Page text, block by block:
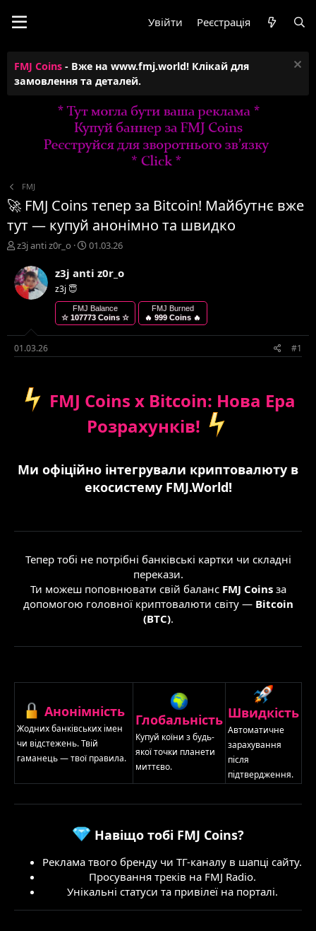
Увійти Реєстрація
FMJ Coins - Вже на www.fmj.world! Клікай для
замовлення та деталей.
FMJ
🚀 FMJ Coins тепер за Bitcoin! Майбутнє вже
тут — купуй анонімно та швидко
А
т
о
р
м
и
z3j anti z0r_o
Д
т
т
в
о
е
я
01.03.26
z3j anti z0r_o
z3j 😇
FMJ Balance
☆ 107773 Coins ☆
FMJ Burned
🔥 999 Coins 🔥
01.03.26 #1
️ FMJ Coins x Bitcoin: Нова Ера
Розрахунків!
Ми офіційно інтегрували криптовалюту в
екосистему FMJ.World!
Тепер тобі не потрібні банківські картки чи складні
перекази.
Ти можеш поповнювати свій баланс FMJ Coinsза
допомогою головної криптовалюти світу — Bitcoin
(BTC).
Анонімність
Жодних банківських імен
чи відстежень. Твій
гаманець — твої правила.
Глобальність
Купуй коїни з будь-
якої точки планети
миттєво.
Швидкість
Автоматичне
зарахування
після
підтвердження.
Навіщо тобі FMJ Coins?
Реклама твого бренду чи ТГ-каналу в шапці сайту.
Просування треків на FMJ Radio.
Унікальні статуси та привілеї на порталі.